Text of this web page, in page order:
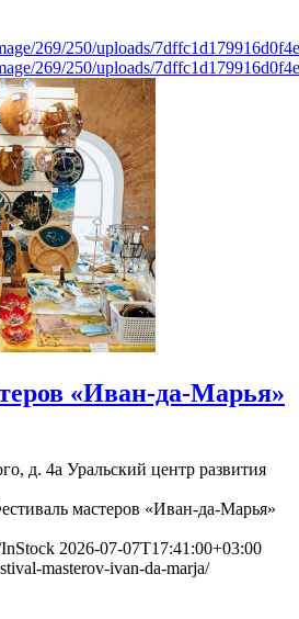
269/250/uploads/
269/250/uploads/
«Иван-да-Марья»
д. 4а Уральский центр развития
мастеров «Иван-да-Марья»
2026-07-07T17:41:00+03:00
masterov-ivan-da-marja/